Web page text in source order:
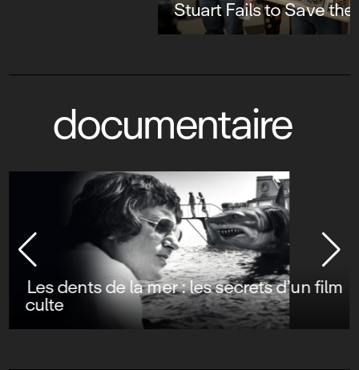
Stuart Fails to Save the Universe
documentaire
Les dents de la mer : les secrets d’un film
culte